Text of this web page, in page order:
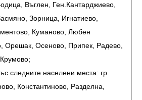
Въглен, Ген.Кантарджиево,
Зорница, Игнатиево,
Куманово, Любен
Орешак, Осеново, Припек, Радево,
следните населени места: гр.
Константиново, Разделна,